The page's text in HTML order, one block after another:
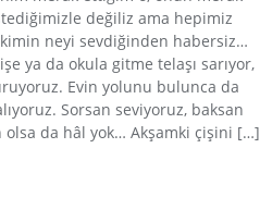
değiliz ama hepimiz
neyi sevdiğinden habersiz…
ya da okula gitme telaşı sarıyor,
Evin yolunu bulunca da
Sorsan seviyoruz, baksan
olsa da hâl yok… Akşamki çişini […]